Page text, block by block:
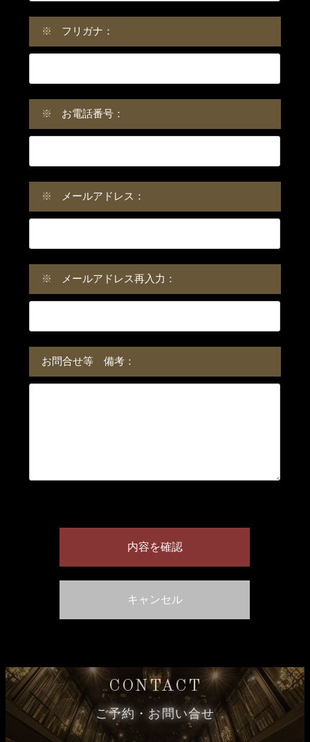
※ フリガナ：
※ お電話番号：
※ メールアドレス：
※ メールアドレス再入力：
お問合せ等 備考：
CONTACT
ご予約・お問い合せ